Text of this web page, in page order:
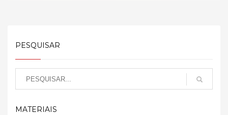
PESQUISAR
MATERIAIS